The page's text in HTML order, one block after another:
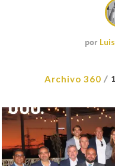
por
Archivo 360 /